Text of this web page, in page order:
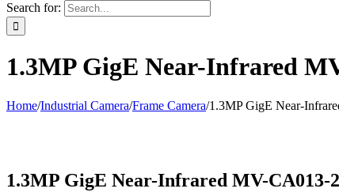
Search for:
1.3MP GigE Near-Infrared
Home/Industrial Camera/Frame Camera/1.3MP GigE Near-
1.3MP GigE Near-Infrared MV-CA013-